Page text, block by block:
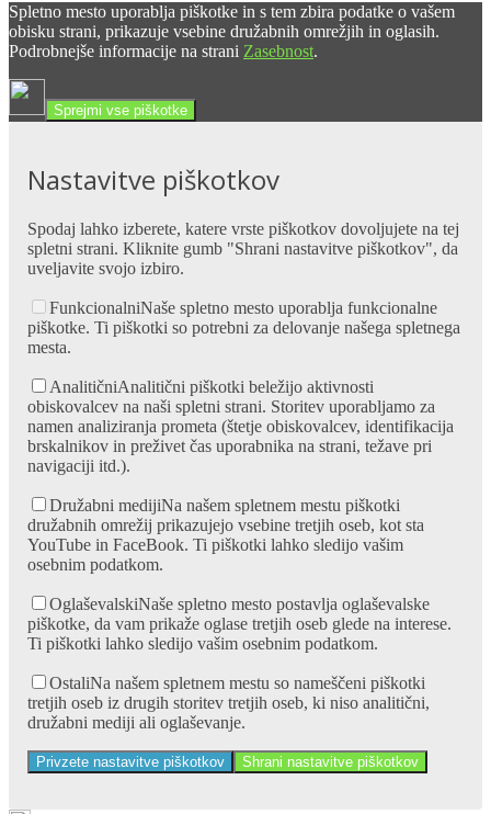
Spletno mesto uporablja piškotke in s tem zbira podatke o vašem
obisku strani, prikazuje vsebine družabnih omrežjih in oglasih.
Podrobnejše informacije na strani Zasebnost.
Sprejmi vse piškotke
Nastavitve piškotkov
Spodaj lahko izberete, katere vrste piškotkov dovoljujete na tej
spletni strani. Kliknite gumb "Shrani nastavitve piškotkov", da
uveljavite svojo izbiro.
FunkcionalniNaše spletno mesto uporablja funkcionalne
piškotke. Ti piškotki so potrebni za delovanje našega spletnega
mesta.
AnalitičniAnalitični piškotki beležijo aktivnosti
obiskovalcev na naši spletni strani. Storitev uporabljamo za
namen analiziranja prometa (štetje obiskovalcev, identifikacija
brskalnikov in preživet čas uporabnika na strani, težave pri
navigaciji itd.).
Družabni medijiNa našem spletnem mestu piškotki
družabnih omrežij prikazujejo vsebine tretjih oseb, kot sta
YouTube in FaceBook. Ti piškotki lahko sledijo vašim
osebnim podatkom.
OglaševalskiNaše spletno mesto postavlja oglaševalske
piškotke, da vam prikaže oglase tretjih oseb glede na interese.
Ti piškotki lahko sledijo vašim osebnim podatkom.
OstaliNa našem spletnem mestu so nameščeni piškotki
tretjih oseb iz drugih storitev tretjih oseb, ki niso analitični,
družabni mediji ali oglaševanje.
Privzete nastavitve piškotkov Shrani nastavitve piškotkov